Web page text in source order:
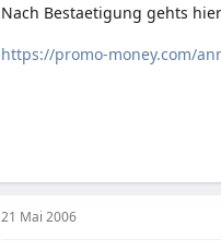
Nach Bestaetigung gehts
https://promo-money.com/
21 Mai 2006